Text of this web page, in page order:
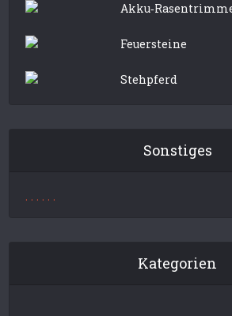
Feuersteine
Stehpferd
Sonstiges
. . . . . .
Kategorien